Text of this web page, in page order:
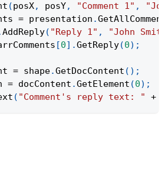
(posX, posY, "Comment 1" ,
= presentation .
AddReply( "Reply 1" ,
"John
[0] .GetReply(0) ;
= shape.GetDocContent ( ) ;
= docContent .GetElement (0) ;
( "Comment's reply text: " +